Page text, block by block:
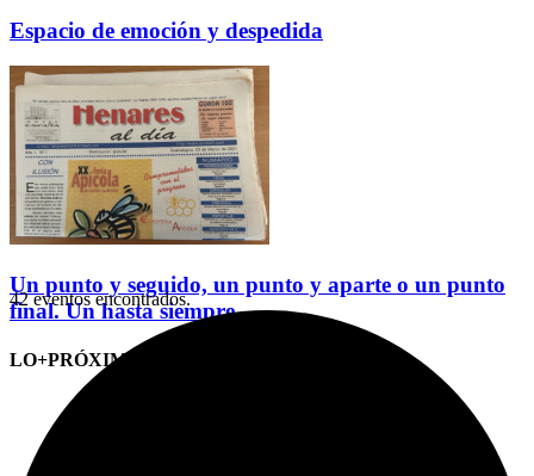
Espacio de emoción y despedida
Un punto y seguido, un punto y aparte o un punto
final. Un hasta siempre
LO+PRÓXIMO (CITAS)
42 eventos encontrados.